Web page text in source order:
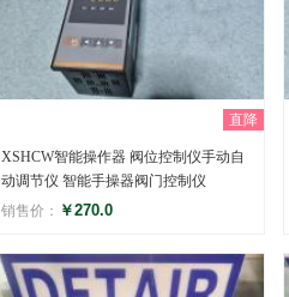
直降
XSHCW智能操作器 阀位控制仪手动自
动调节仪 智能手操器阀门控制仪
销售价： ￥270.0
评分
()